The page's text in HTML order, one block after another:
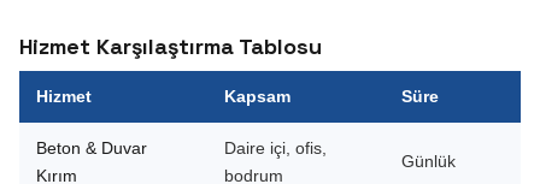
Hizmet Karşılaştırma Tablosu
Hizmet Kapsam Süre
Beton & Duvar
Kırım
Daire içi, ofis,
bodrum
Günlük